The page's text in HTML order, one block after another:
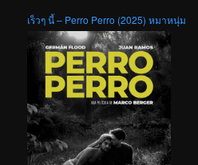
เร็วๆ นี้ – Perro Perro (2025) หมาหนุ่ม